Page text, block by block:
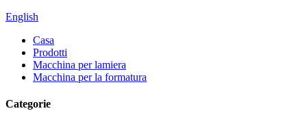
English
Casa
Prodotti
Macchina per lamiera
Macchina per la formatura
Categorie